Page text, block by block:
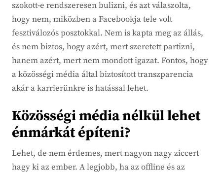
szokott-e rendszeresen bulizni, és azt válaszolta,
hogy nem, miközben a Facebookja tele volt
fesztiválozós posztokkal. Nem is kapta meg az állás,
és nem biztos, hogy azért, mert szeretett partizni,
hanem azért, mert nem mondott igazat. Fontos, hogy
a közösségi média által biztosított transzparencia
akár a karrierünkre is hatással lehet.
Közösségi média nélkül lehet
énmárkát építeni?
Lehet, de nem érdemes, mert nagyon nagy ziccert
hagy ki az ember. A legjobb, ha az offline és az